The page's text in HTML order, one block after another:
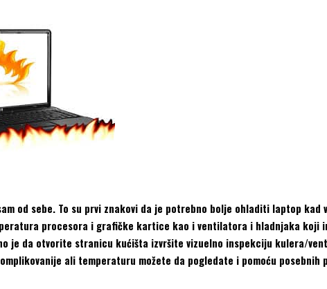
od sebe. To su prvi znakovi da je potrebno bolje ohladiti laptop kad
procesora i grafičke kartice kao i ventilatora i hladnjaka koji
je da otvorite stranicu kućišta izvršite vizuelno inspekciju kulera/
ali temperaturu možete da pogledate i pomoću posebnih